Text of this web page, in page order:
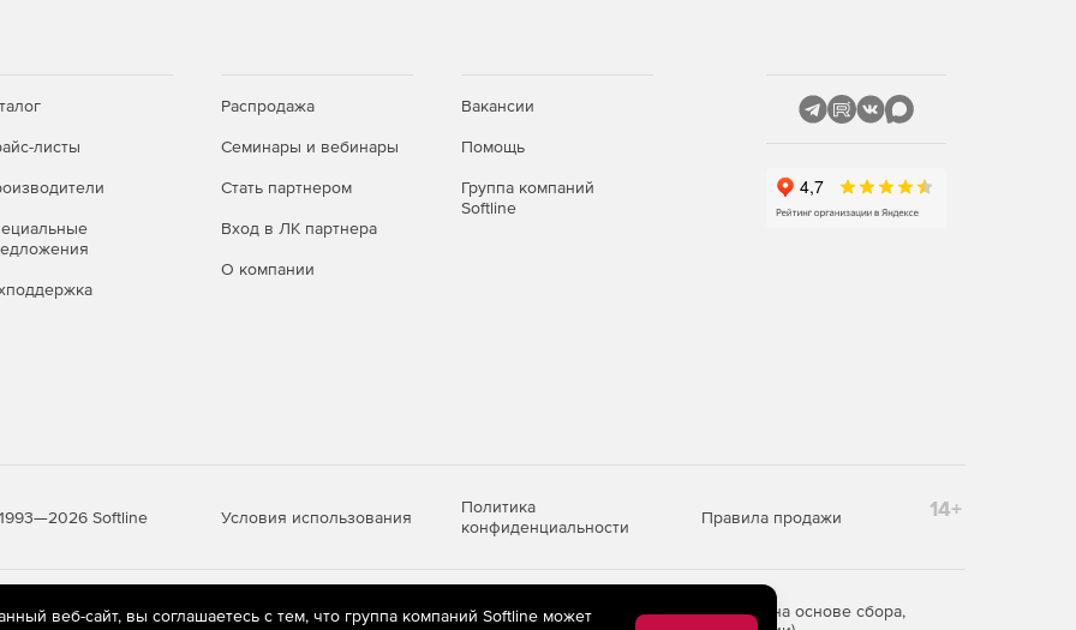
листы
Распродажа
Семинары и вебинары
Стать партнером
Вход в ЛК партнера
О компании
Вакансии
Помощь
Группа компаний
Softline
Softline Условия использования
Политика
конфиденциальности
Правила продажи 14+
рекомендательные технологии(информационные технологии предоставления информации на основе сбора,
веб-сайт, вы соглашаетесь с тем, что группа компаний Softline может